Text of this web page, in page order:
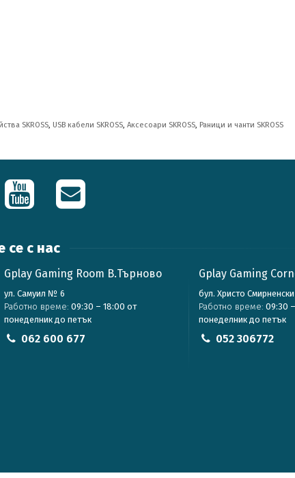
SKROSS, USB кабели SKROSS, Аксесоари SKROSS, Раници и чанти SKROSS
се с нас
Gplay Gaming Room В.Търново
ул. Самуил № 6
Работно време: 09:30 – 18:00 от
понеделник до петък
062 600 677
Gplay Gaming
бул. Христо
Работно време: 09:30
понеделник до петък
052 306772